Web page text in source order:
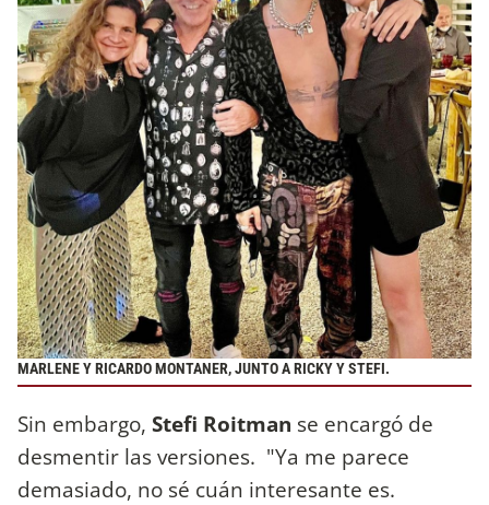
MARLENE Y RICARDO MONTANER, JUNTO A RICKY Y STEFI.
Sin embargo, Stefi Roitman se encargó de
desmentir las versiones. "Ya me parece
demasiado, no sé cuán interesante es.